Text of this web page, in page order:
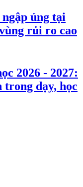
úng tại
rủi ro cao
2026 - 2027:
trong dạy, học